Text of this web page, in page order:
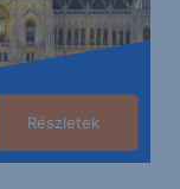
Részletek